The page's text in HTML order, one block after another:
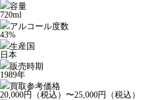
容量
720ml
アルコール度数
43%
生産国
日本
販売時期
1989年
買取参考価格
20,000円（税込）〜25,000円（税込）